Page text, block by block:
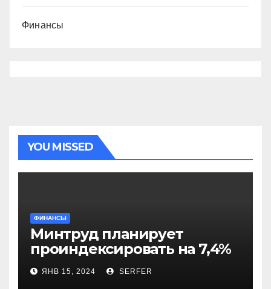
Финансы
YOU MISSED
ФИНАНСЫ
Минтруд планирует
проиндексировать на 7,4%
более 40 выплат и
компенсаций
ЯНВ 15, 2024 SERFER